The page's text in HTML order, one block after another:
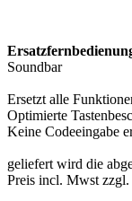
Soundbar
Ersetzt alle
Optimierte
Keine Codeeingabe
geliefert wird die
Preis incl. Mwst zzgl.